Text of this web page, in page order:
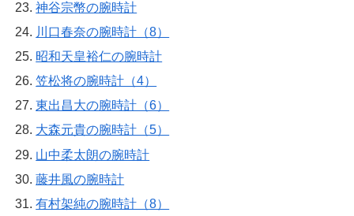
神谷宗幣の腕時計
川口春奈の腕時計（8）
昭和天皇裕仁の腕時計
笠松将の腕時計（4）
東出昌大の腕時計（6）
大森元貴の腕時計（5）
山中柔太朗の腕時計
藤井風の腕時計
有村架純の腕時計（8）